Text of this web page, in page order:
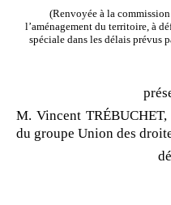
(Renvoyée à la
l’aménagement du territoire, à
spéciale dans les délais prévus
M. Vincent
du groupe Union des